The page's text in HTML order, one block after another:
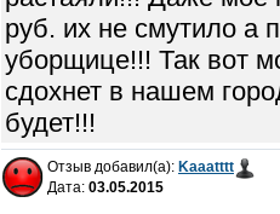
руб. их не смутило а
уборщице!!! Так вот
сдохнет в нашем
будет!!!
Отзыв добавил(а): Kaaatttt
Дата: 03.05.2015